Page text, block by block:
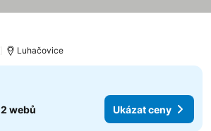
Luhačovice
2 webů Ukázat ceny